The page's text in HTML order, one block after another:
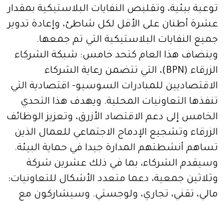
توعية بيئية، وتقليص النفايات البلاستيكية بمقدار
عشرة أطنان على الأقل لكل شاطئ، وإعادة تدوير
جميع النفايات البلاستيكية التي تم جمعها.
وينضاف هذا العام كتحد خامس: شبكة الشركاء
الزرقاء (BPN)، التي تتضمن رعاية الشركاء
الاقتصاديين للمبادرات السوسيو- اقتصادية التي
تنفذها التعاونيات المحلية. ويهدف هذا التحدي
الخامس إلى دعم الاقتصاد الأزرق، وتعزيز الوظائف
الزرقاء وتشجيع الإدماج الاجتماعي للعمال الذين
تساهم أنشطتهم المدارة جيدا في حماية البيئة.
وسيقدم الشركاء، بما في ذلك عشرين شركة
وثلاثين جمعية، دعما متعدد الأشكال للتعاونيات:
مالي، تقني، تجاري، ولوجستي. وسيشاركون مع